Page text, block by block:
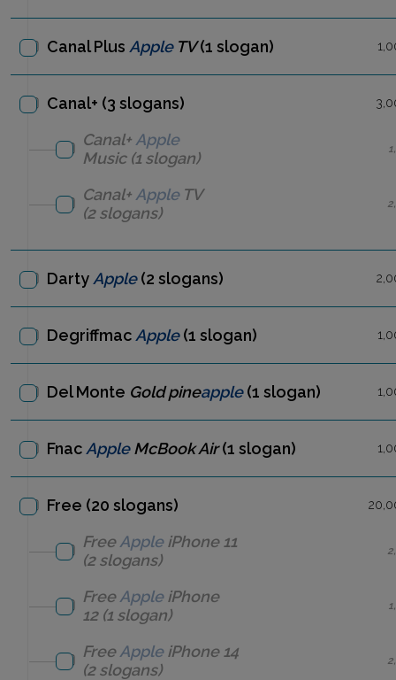
Canal Plus AppleTV(1 slogan)
Canal+ (3 slogans)
Canal+ Apple
Music(1 slogan)
Canal+ AppleTV
(2 slogans)
Darty Apple(2 slogans)
Degriffmac Apple(1 slogan)
Del Monte Gold pineapple(1 slogan)
Fnac AppleMcBook Air(1 slogan)
Free (20 slogans)
FreeAppleiPhone 11
(2 slogans)
FreeAppleiPhone
12(1 slogan)
FreeAppleiPhone 14
(2 slogans)